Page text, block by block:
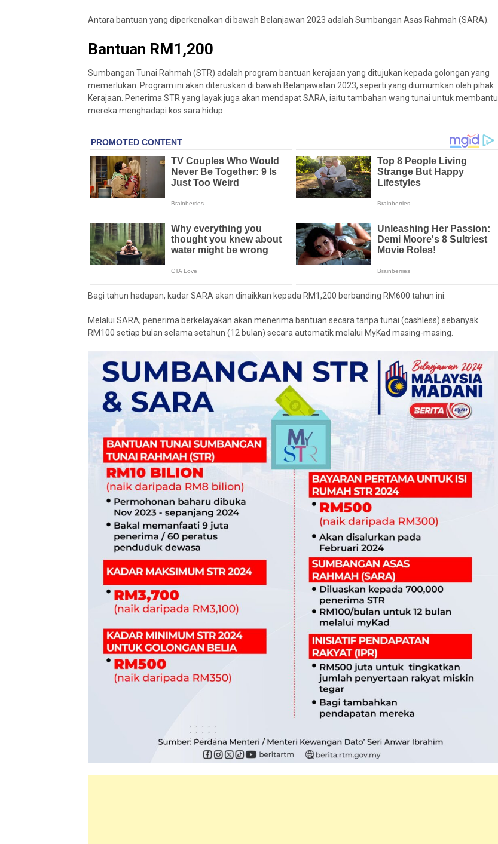
Antara bantuan yang diperkenalkan di bawah Belanjawan 2023 adalah Sumbangan Asas Rahmah (SARA).
Bantuan RM1,200
Sumbangan Tunai Rahmah (STR) adalah program bantuan kerajaan yang ditujukan kepada golongan yang
memerlukan. Program ini akan diteruskan di bawah Belanjawatan 2023, seperti yang diumumkan oleh pihak
Kerajaan. Penerima STR yang layak juga akan mendapat SARA, iaitu tambahan wang tunai untuk membantu
mereka menghadapi kos sara hidup.
Bagi tahun hadapan, kadar SARA akan dinaikkan kepada RM1,200 berbanding RM600 tahun ini.
Melalui SARA, penerima berkelayakan akan menerima bantuan secara tanpa tunai (cashless) sebanyak
RM100 setiap bulan selama setahun (12 bulan) secara automatik melalui MyKad masing-masing.